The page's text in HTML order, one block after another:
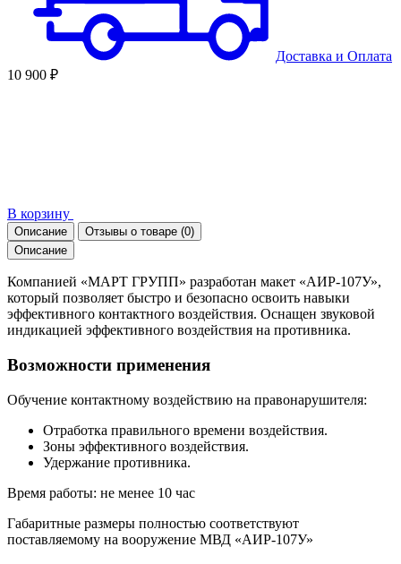
Доставка и Оплата
10 900 ₽
В корзину
Описание Отзывы о товаре (0)
Описание
Компанией «МАРТ ГРУПП» разработан макет «АИР-107У»,
который позволяет быстро и безопасно освоить навыки
эффективного контактного воздействия. Оснащен звуковой
индикацией эффективного воздействия на противника.
Возможности применения
Обучение контактному воздействию на правонарушителя:
Отработка правильного времени воздействия.
Зоны эффективного воздействия.
Удержание противника.
Время работы: не менее 10 час
Габаритные размеры полностью соответствуют
поставляемому на вооружение МВД «АИР-107У»